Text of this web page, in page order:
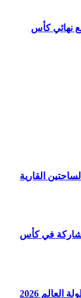
نهائي كأس
الساحتين القارية
في كأس
الجامعة الدولية للكراطي : المغرب سيحتضن بطولة العالم 2026